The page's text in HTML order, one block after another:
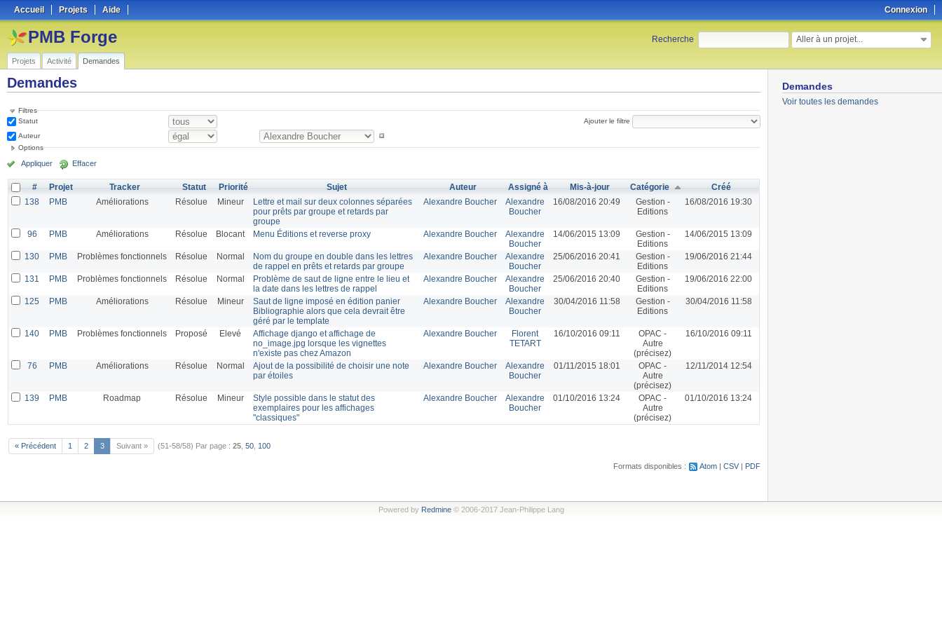
Connexion
Accueil Projets Aide
Recherche: Aller à un projet...
PMB Forge
Projets Activité Demandes
Demandes
Voir toutes les demandes
Demandes
Filtres
Statut
Auteur
Ajouter le filtre
Options
Appliquer Effacer
# Projet Tracker Statut Priorité Sujet Auteur Assigné à Mis-à-jour Catégorie
Créé
138
PMB Améliorations Résolue Mineur
Lettre et mail sur deux colonnes séparées
pour prêts par groupe et retards par
groupe
Alexandre Boucher
Alexandre
Boucher
16/08/2016 20:49
Gestion -
Editions
16/08/2016 19:30
96 PMB Améliorations Résolue Blocant Menu Éditions et reverse proxy Alexandre Boucher
Alexandre
Boucher
14/06/2015 13:09
Gestion -
Editions
14/06/2015 13:09
130 PMB Problèmes fonctionnels Résolue Normal
Nom du groupe en double dans les lettres
de rappel en prêts et retards par groupe
Alexandre Boucher
Alexandre
Boucher
25/06/2016 20:41
Gestion -
Editions
19/06/2016 21:44
131 PMB Problèmes fonctionnels Résolue Normal
Problème de saut de ligne entre le lieu et
la date dans les lettres de rappel
Alexandre Boucher
Alexandre
Boucher
25/06/2016 20:40
Gestion -
Editions
19/06/2016 22:00
125 PMB Améliorations Résolue Mineur
Saut de ligne imposé en édition panier
Bibliographie alors que cela devrait être
géré par le template
Alexandre Boucher
Alexandre
Boucher
30/04/2016 11:58
Gestion -
Editions
30/04/2016 11:58
140 PMB Problèmes fonctionnels Proposé Elevé
Affichage django et affichage de
no_image.jpg lorsque les vignettes
n'existe pas chez Amazon
Alexandre Boucher
Florent
TETART
16/10/2016 09:11
OPAC -
Autre
(précisez)
16/10/2016 09:11
76 PMB Améliorations Résolue Normal
Ajout de la possibilité de choisir une note
par étoiles
Alexandre Boucher
Alexandre
Boucher
01/11/2015 18:01
OPAC -
Autre
(précisez)
12/11/2014 12:54
139 PMB Roadmap Résolue Mineur
Style possible dans le statut des
exemplaires pour les affichages
"classiques"
Alexandre Boucher
Alexandre
Boucher
01/10/2016 13:24
OPAC -
Autre
(précisez)
01/10/2016 13:24
« Précédent 1 2 3 Suivant » (51-58/58) Par page : 25 50 100
Formats disponibles : Atom CSV PDF
Powered by Redmine© 2006-2017 Jean-Philippe Lang